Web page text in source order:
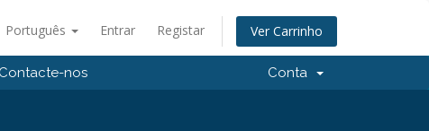
Português Entrar Registar Ver Carrinho
Contacte-nos Conta